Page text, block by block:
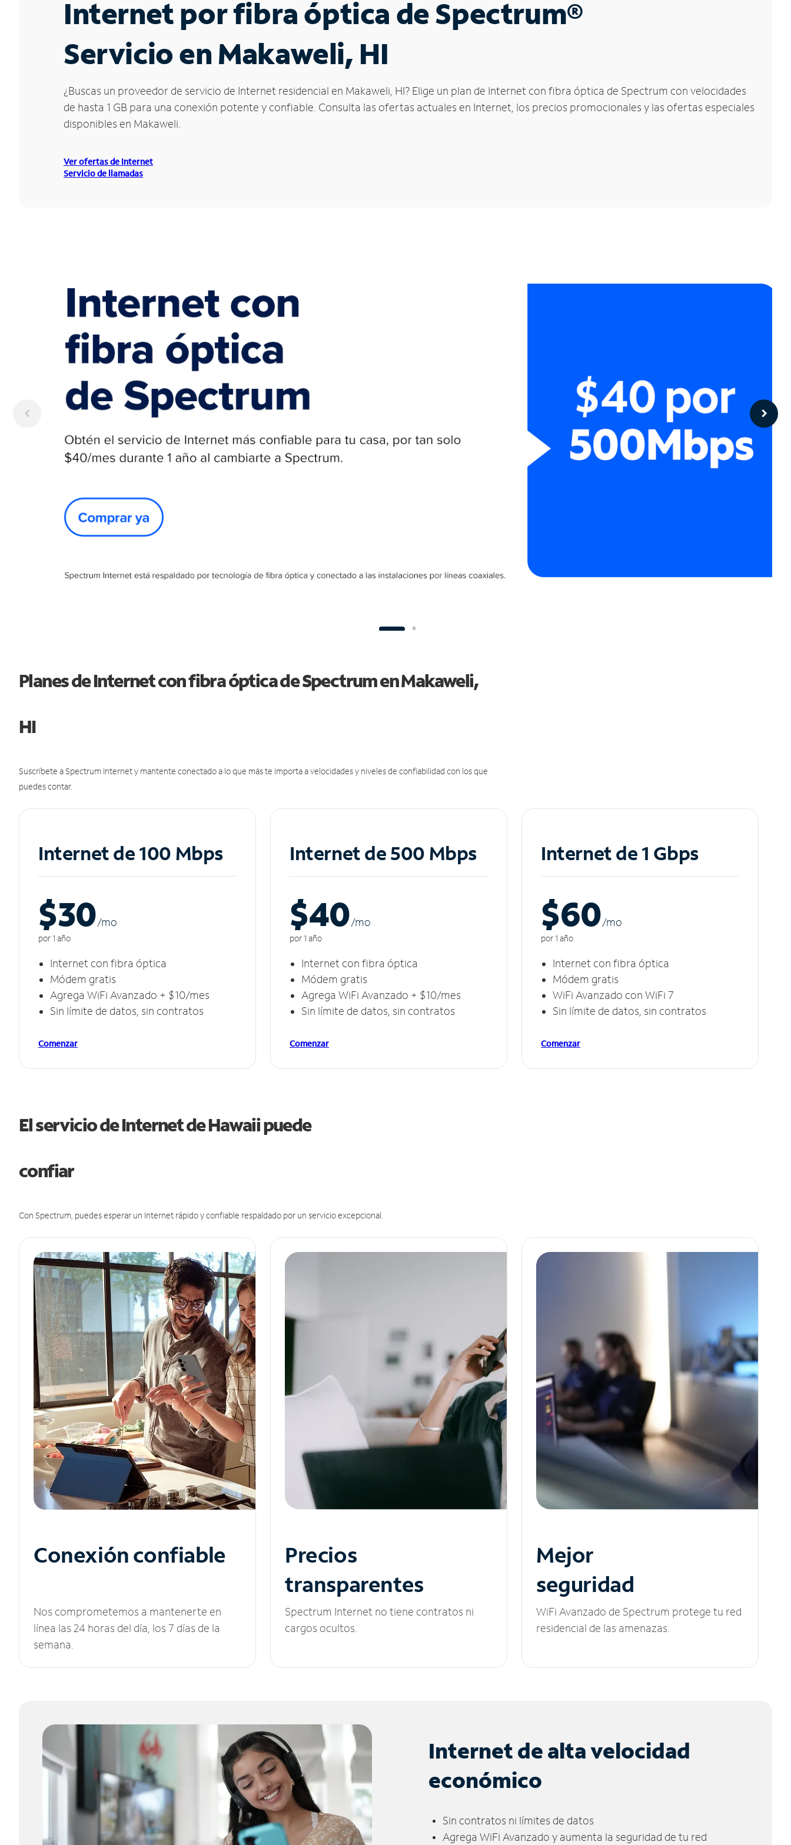
Internet por fibra óptica de Spectrum®
Servicio en Makaweli, HI
¿Buscas un proveedor de servicio de Internet residencial en Makaweli, HI? Elige un plan de Internet con fibra óptica de Spectrum con velocidades
de hasta 1 GB para una conexión potente y confiable. Consulta las ofertas actuales en Internet, los precios promocionales y las ofertas especiales
disponibles en Makaweli.
Ver ofertas de Internet
Servicio de llamadas
Planes de Internet con fibra óptica de Spectrum en Makaweli,
HI
Suscríbete a Spectrum Internet y mantente conectado a lo que más te importa a velocidades y niveles de confiabilidad con los que
puedes contar.
Internet de 100 Mbps
$30/mo
por 1 año
Internet con fibra óptica
Módem gratis
Agrega WiFi Avanzado + $10/mes
Sin límite de datos, sin contratos
Comenzar
Internet de 500 Mbps
$40/mo
por 1 año
Internet con fibra óptica
Módem gratis
Agrega WiFi Avanzado + $10/mes
Sin límite de datos, sin contratos
Comenzar
Internet de 1 Gbps
$60/mo
por 1 año
Internet con fibra óptica
Módem gratis
WiFi Avanzado con WiFi 7
Sin límite de datos, sin contratos
Comenzar
El servicio de Internet de Hawaii puede
confiar
Con Spectrum, puedes esperar un Internet rápido y confiable respaldado por un servicio excepcional.
Conexión confiable
Nos comprometemos a mantenerte en
línea las 24 horas del día, los 7 días de la
semana.
Precios
transparentes
Spectrum Internet no tiene contratos ni
cargos ocultos.
Mejor
seguridad
WiFi Avanzado de Spectrum protege tu red
residencial de las amenazas.
Internet de alta velocidad
económico
Sin contratos ni límites de datos
Agrega WiFi Avanzado y aumenta la seguridad de tu red